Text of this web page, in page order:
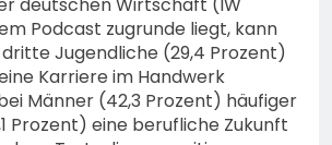
deutschen Wirtschaft (IW
Podcast zugrunde liegt, kann
Jugendliche (29,4 Prozent)
Karriere im Handwerk
Männer (42,3 Prozent) häufiger
Prozent) eine berufliche Zukunft